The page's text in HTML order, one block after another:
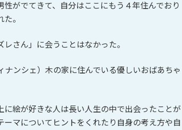
がでてきて、自分はここにもう４年住んでおり
。
さん」に会うことはなかった。
ンシェ）木の家に住んでいる優しいおばあちゃ
絵が好きな人は長い人生の中で出会ったことが
マについてヒントをくれたり自身の考え方や自